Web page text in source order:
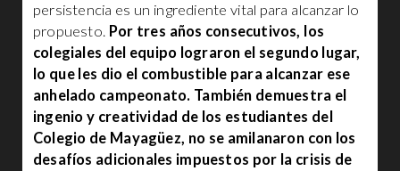
persistencia es un ingrediente vital para alcanzar lo
propuesto. Por tres años consecutivos, los
colegiales del equipo lograron el segundo lugar,
lo que les dio el combustible para alcanzar ese
anhelado campeonato. También demuestra el
ingenio y creatividad de los estudiantes del
Colegio de Mayagüez, no se amilanaron con los
desafíos adicionales impuestos por la crisis de